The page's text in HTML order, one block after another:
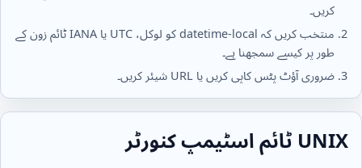
کریں۔
منتخب کریں کہ datetime-local کو لوکل، UTC یا IANA ٹائم زون کے
طور پر کیسے سمجھنا ہے۔
ضروری آؤٹ پٹس کاپی کریں یا URL شیئر کریں۔
UNIX ٹائم اسٹیمپ کنورٹر